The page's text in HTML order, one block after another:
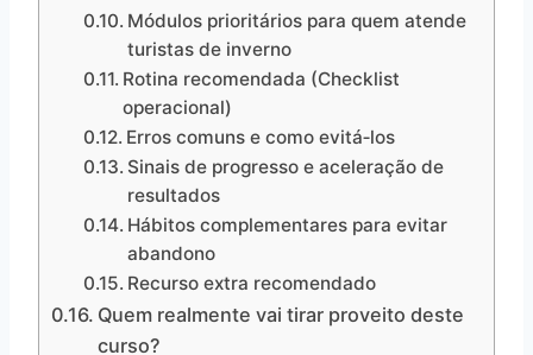
Módulos prioritários para quem atende
turistas de inverno
Rotina recomendada (Checklist
operacional)
Erros comuns e como evitá‑los
Sinais de progresso e aceleração de
resultados
Hábitos complementares para evitar
abandono
Recurso extra recomendado
Quem realmente vai tirar proveito deste
curso?